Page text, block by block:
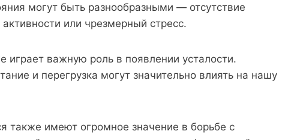
могут быть разнообразными — отсутствие
или чрезмерный стресс.
играет важную роль в появлении усталости.
и перегрузка могут значительно влиять на нашу
также имеют огромное значение в борьбе с